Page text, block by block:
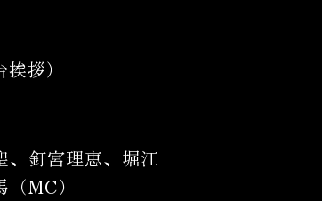
拶）
、釘宮理恵、堀江
MC）